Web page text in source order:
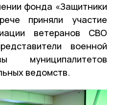
фонда «Защитники
приняли участие
ветеранов СВО
военной
муниципалитетов
ведомств.